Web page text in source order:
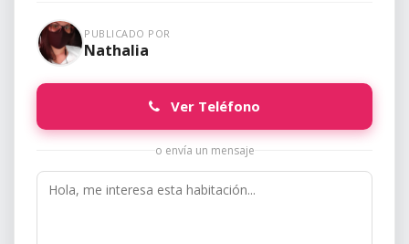
PUBLICADO POR
Nathalia
Ver Teléfono
o envía un mensaje